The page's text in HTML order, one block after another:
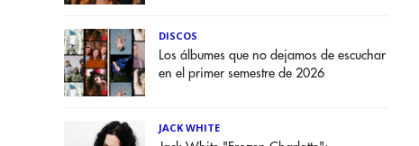
DISCOS
Los álbumes que no dejamos de escuchar
en el primer semestre de 2026
JACK WHITE